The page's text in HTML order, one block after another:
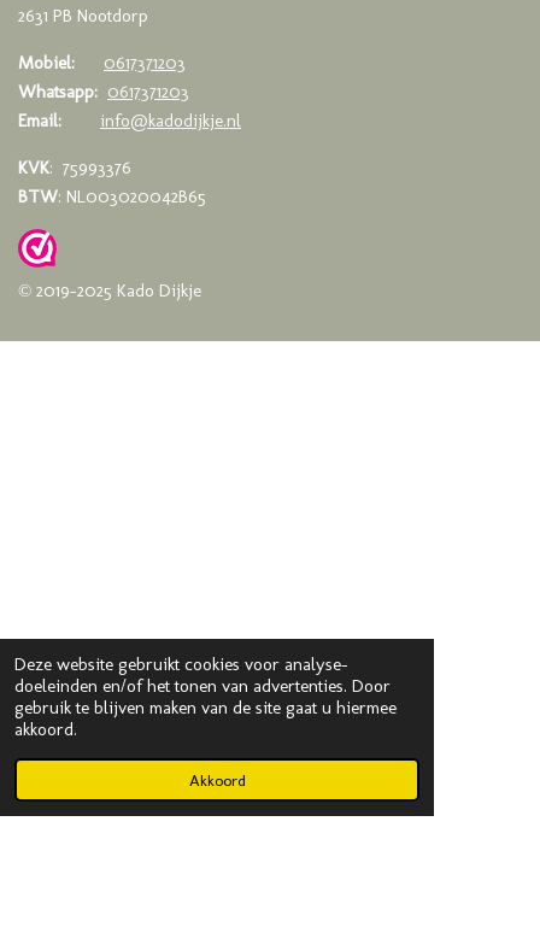
Deze website gebruikt cookies voor analyse-
doeleinden en/of het tonen van advertenties. Door
gebruik te blijven maken van de site gaat u hiermee
akkoord.
Akkoord
2631 PB Nootdorp
Mobiel:
0617371203
Whatsapp: 0617371203
Email:
info@kadodijkje.nl
KVK: 75993376
BTW: NL003020042B65
© 2019-2025 Kado Dijkje